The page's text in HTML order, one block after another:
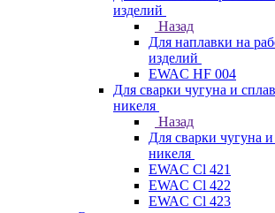
изделий
Назад
Для наплавки на
изделий
EWAC HF 004
Для сварки чугуна и
никеля
Назад
Для сварки чугуна
никеля
EWAC Cl 421
EWAC Cl 422
EWAC Cl 423